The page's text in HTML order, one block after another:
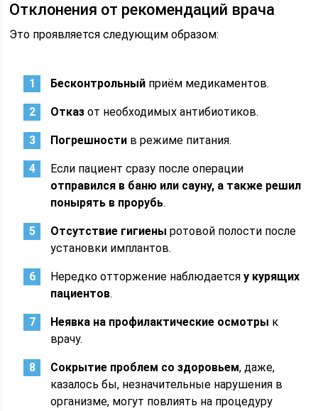
Отклонения от рекомендаций врача
Это проявляется следующим образом:
Бесконтрольный приём медикаментов.
Отказ от необходимых антибиотиков.
Погрешности в режиме питания.
Если пациент сразу после операции
отправился в баню или сауну, а также решил
понырять в прорубь.
Отсутствие гигиены ротовой полости после
установки имплантов.
Нередко отторжение наблюдаетсяу курящих
пациентов.
Неявка на профилактические осмотры к
врачу.
Сокрытие проблем со здоровьем, даже,
казалось бы, незначительные нарушения в
организме, могут повлиять на процедуру